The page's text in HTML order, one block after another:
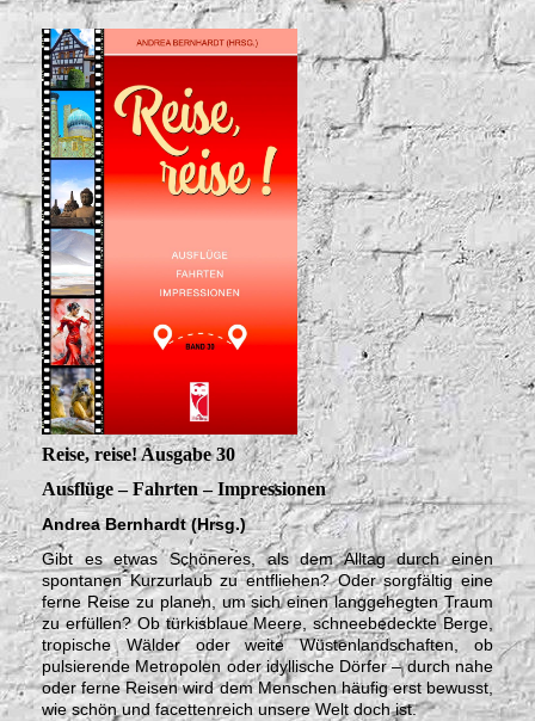
Reise, reise! Ausgabe 30
Ausflüge – Fahrten – Impressionen
Andrea Bernhardt (Hrsg.)
Gibt es etwas Schöneres, als dem Alltag durch einen
spontanen Kurzurlaub zu entfliehen? Oder sorgfältig eine
ferne Reise zu planen, um sich einen langgehegten Traum
zu erfüllen? Ob türkisblaue Meere, schneebedeckte Berge,
tropische Wälder oder weite Wüstenlandschaften, ob
pulsierende Metropolen oder idyllische Dörfer – durch nahe
oder ferne Reisen wird dem Menschen häufig erst bewusst,
wie schön und facettenreich unsere Welt doch ist.